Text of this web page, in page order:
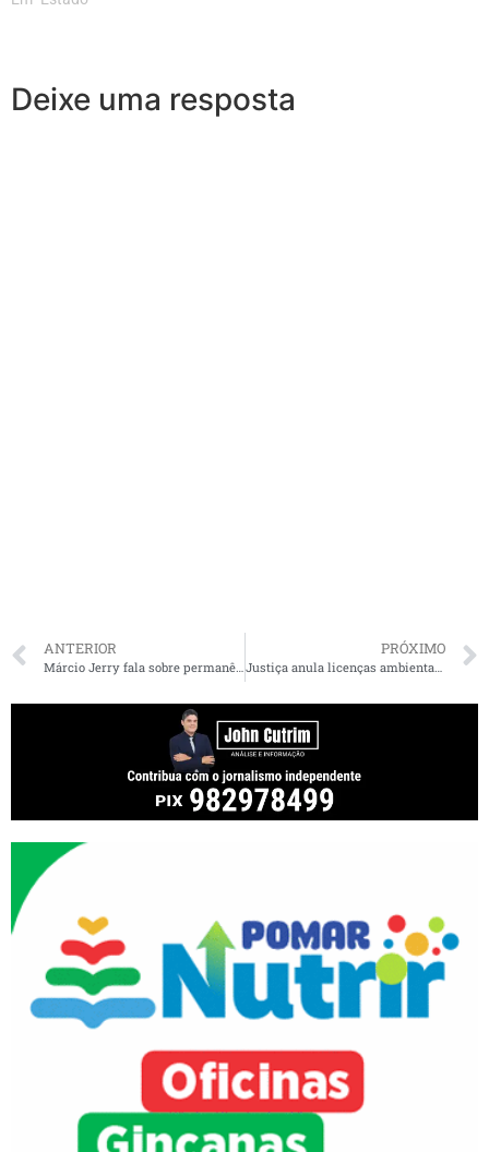
Deixe uma resposta
ANTERIOR
Márcio Jerry fala sobre permanência do PCdoB no governo Brandão e bloco de oposição na Alema
PRÓXIMO
Justiça anula licenças ambientais que permitiam construção de edifício na Avenida Litorânea em São Luís(MA)